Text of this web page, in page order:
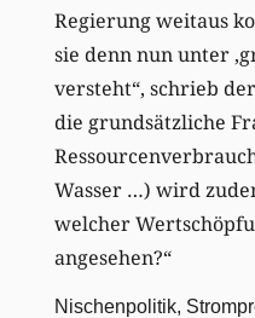
Regierung weitaus
sie denn nun unter
versteht“, schrieb
die grundsätzliche
Wasser …) wird
welcher
angesehen?“
Nischenpolitik,